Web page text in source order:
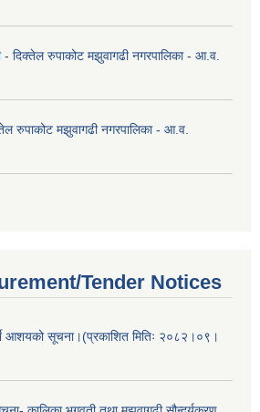
- दिक्तेल रुपाकोट मझुवागढी नगरपालिका - आ.व.
रुपाकोट मझुवागढी नगरपालिका - आ.व.
Tender Notices
आशयको सूचना।(प्रकाशित मितिः २०८२।०९।